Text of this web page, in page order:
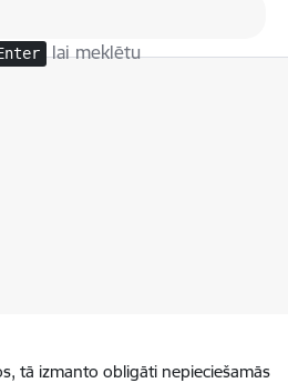
lai meklētu
tā izmanto obligāti nepieciešamās